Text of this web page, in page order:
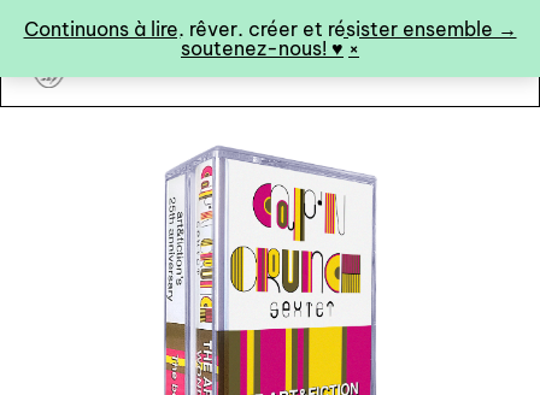
Continuons à lire, rêver, créer et résister ensemble →
soutenez-nous! ♥︎ ×
art&fiction
0
catalogue ↓
catalogue complet